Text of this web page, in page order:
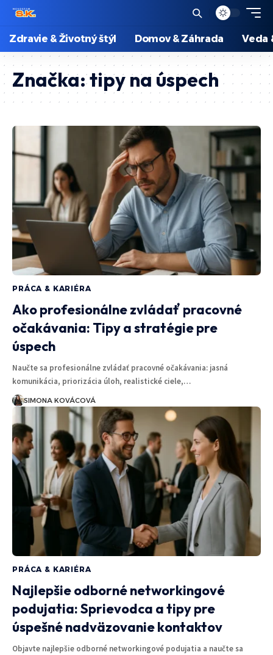
Zdravie & Životný štýl Domov & Záhrada Veda
Značka:tipy na úspech
PRÁCA & KARIÉRA
Ako profesionálne zvládať pracovné
očakávania: Tipy a stratégie pre
úspech
Naučte sa profesionálne zvládať pracovné očakávania: jasná
komunikácia, priorizácia úloh, realistické ciele,…
SIMONA KOVÁCOVÁ
PRÁCA & KARIÉRA
Najlepšie odborné networkingové
podujatia: Sprievodca a tipy pre
úspešné nadväzovanie kontaktov
Objavte najlepšie odborné networkingové podujatia a naučte sa